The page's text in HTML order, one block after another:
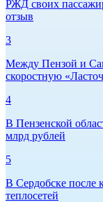
РЖД своих
отзыв
3
Между Пензой и
скоростную
4
В Пензенской
млрд рублей
5
В Сердобске после
теплосетей